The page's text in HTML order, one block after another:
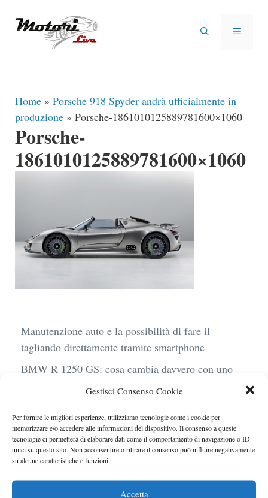
Gestisci Consenso Cookie
Per fornire le migliori esperienze, utilizziamo tecnologie come i cookie per
memorizzare e/o accedere alle informazioni del dispositivo. Il consenso a queste
tecnologie ci permetterà di elaborare dati come il comportamento di navigazione o ID
unici su questo sito. Non acconsentire o ritirare il consenso può influire negativamente
su alcune caratteristiche e funzioni.
Accetta
MENU
Home » Porsche 918 Spyder andrà ufficialmente in
produzione » Porsche-1861010125889781600×1060
Porsche-
1861010125889781600×1060
Manutenzione auto e la possibilità di fare il
tagliando direttamente tramite smartphone
BMW R 1250 GS: cosa cambia davvero con uno
scarico aftermarket omologato
sostenibile, stile, anche con noleggio a lungo
termine
Ufficiale l’arrivo degli stop lampeggianti
obbligatori in Italia